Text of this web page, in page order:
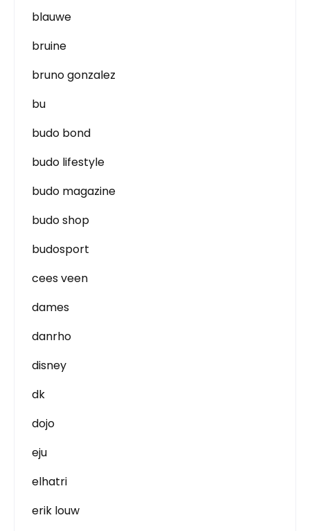
blauwe
bruine
bruno gonzalez
bu
budo bond
budo lifestyle
budo magazine
budo shop
budosport
cees veen
dames
danrho
disney
dk
dojo
eju
elhatri
erik louw